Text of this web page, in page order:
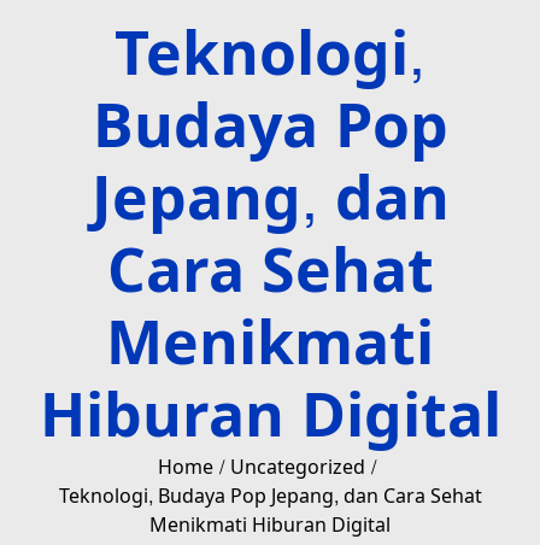
Teknologi,
Budaya Pop
Jepang, dan
Cara Sehat
Menikmati
Hiburan Digital
Home Uncategorized
Teknologi, Budaya Pop Jepang, dan Cara Sehat
Menikmati Hiburan Digital